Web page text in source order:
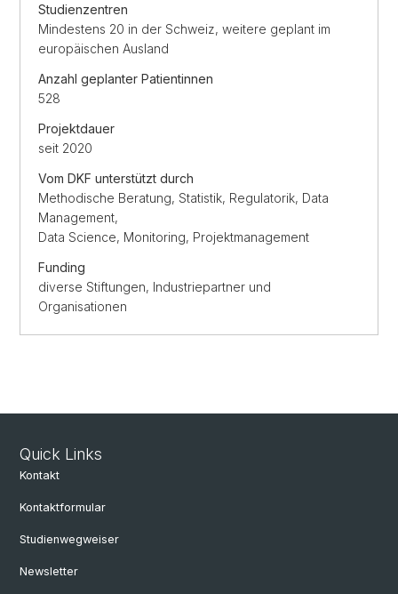
Studienzentren
Mindestens 20 in der Schweiz, weitere geplant im
europäischen Ausland
Anzahl geplanter Patientinnen
528
Projektdauer
seit 2020
Vom DKF unterstützt durch
Methodische Beratung, Statistik, Regulatorik, Data
Management,
Data Science, Monitoring, Projektmanagement
Funding
diverse Stiftungen, Industriepartner und
Organisationen
Quick Links
Kontakt
Kontaktformular
Studienwegweiser
Newsletter